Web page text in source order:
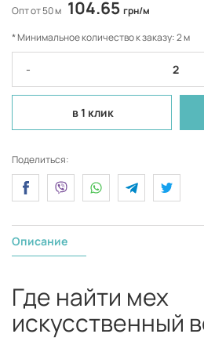
Опт от 50 м 104.65 грн/м
* Минимальное количество к заказу: 2 м
-
в 1 клик
Поделиться:
Описание
Где найти мех
искусственный